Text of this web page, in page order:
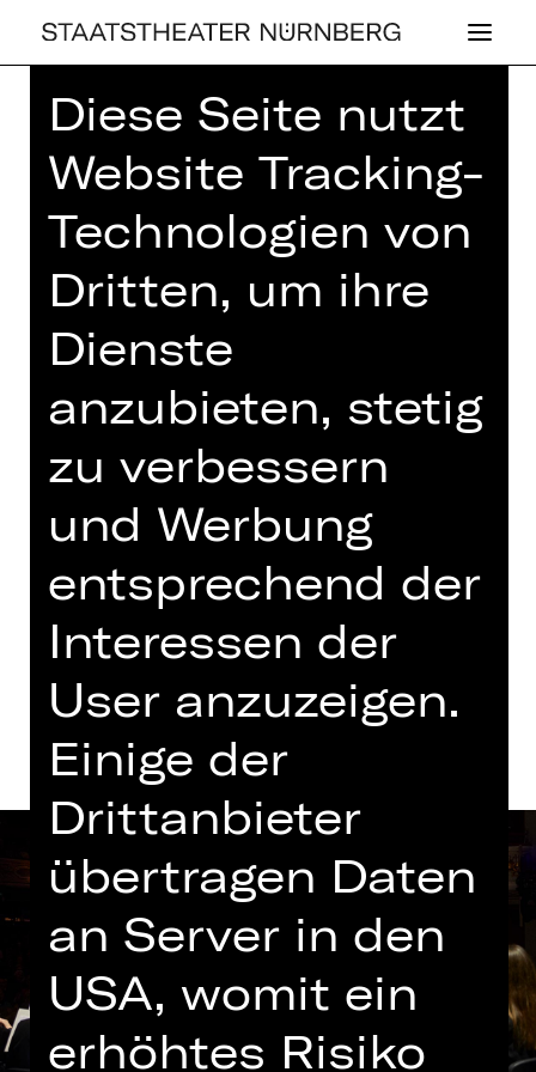
Home>Spielplan 26/27
>
KONZERT
WAL­ZER­WEL­TEN
19.00 - 21.15 Uhr
Konzert
Opernhaus
Tickets
Termine und Besetzung
Diese Seite nutzt
Website Tracking-
Technologien von
Dritten, um ihre
Dienste
anzubieten, stetig
zu verbessern
und Werbung
entsprechend der
Interessen der
User anzuzeigen.
Einige der
Drittanbieter
übertragen Daten
an Server in den
USA, womit ein
erhöhtes Risiko